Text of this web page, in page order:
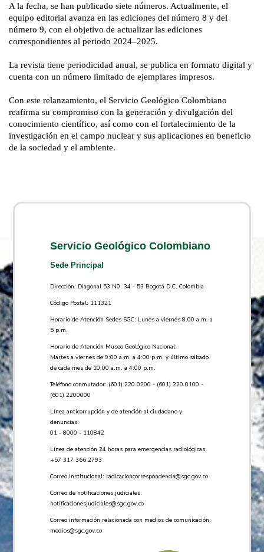
A la fecha, se han publicado siete números. Actualmente, el
equipo editorial avanza en las ediciones del número 8 y del
número 9, con el objetivo de actualizar las ediciones
correspondientes al periodo 2024–2025.
La revista tiene periodicidad anual, se publica en formato digital y
cuenta con un número limitado de ejemplares impresos.
Con este relanzamiento, el Servicio Geológico Colombiano
reafirma su compromiso con la generación y divulgación del
conocimiento científico, así como con el fortalecimiento de la
investigación en el campo nuclear y sus aplicaciones en beneficio
de la sociedad y el ambiente.
Servicio Geológico Colombiano
Sede Principal
Dirección: Diagonal 53 N0. 34 - 53 Bogotá D.C. Colombia
Código Postal: 111321
Horario de Atención Sedes SGC: Lunes a viernes 8.00 a.m. a
5 p.m.
Horario de Atención Museo Geológico Nacional:
Martes a viernes de 9:00 a.m. a 4:00 p.m. y último sábado
de cada mes de 10:00 a.m. a 4:00 p.m.
Teléfono conmutador: (601) 220 0200 - (601) 220 0100 -
(601) 2200000
Línea anticorrupción y de atención al ciudadano y
denuncias:
01 - 8000 - 110842
Línea de atención 24 horas para emergencias radiológicas:
+57 ​317 366 2793
Correo Institucional: radicacioncorrespondencia@sgc.gov.co
Correo de notificaciones judiciales:
notificacionesjudiciales@sgc.gov.co
Correo información relacionada con medios de comunicación:
medios@sgc.gov.co